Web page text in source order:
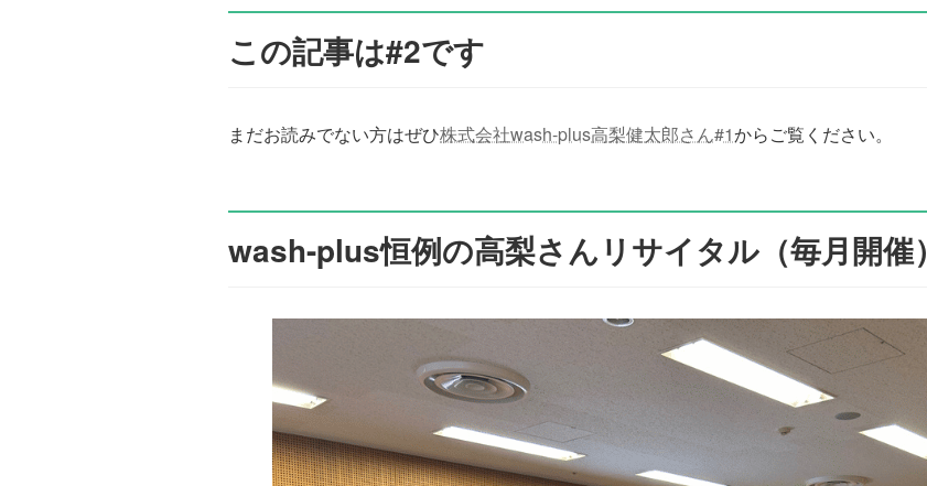
この記事は#2です
まだお読みでない方はぜひ株式会社wash-plus高梨健太郎さん#1からご覧ください。
wash-plus恒例の高梨さんリサイタル（毎月開催）